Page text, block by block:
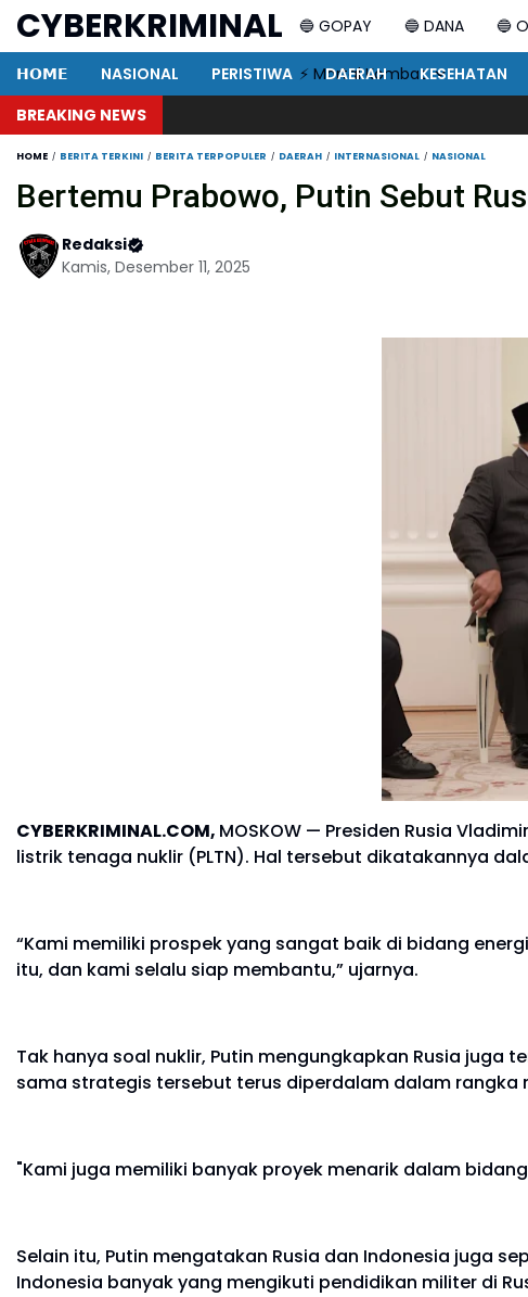
CYBERKRIMINAL 🔵 GOPAY 🔵 DANA 🔵
⚡ Mortal Kombat
𝗛𝗢𝗠𝗘 NASIONAL PERISTIWA DAERAH KESEHATAN
BREAKING NEWS
HOME BERITA TERKINI BERITA TERPOPULER DAERAH INTERNASIONAL NASIONAL
Bertemu Prabowo, Putin Sebut
Redaksi
Kamis, Desember 11, 2025
CYBERKRIMINAL.COM, MOSKOW — Presiden Rusia
listrik tenaga nuklir (PLTN). Hal tersebut dikatakannya
“Kami memiliki prospek yang sangat baik di bidang
itu, dan kami selalu siap membantu,” ujarnya.
Tak hanya soal nuklir, Putin mengungkapkan Rusia juga
sama strategis tersebut terus diperdalam dalam rangka
"Kami juga memiliki banyak proyek menarik dalam
Selain itu, Putin mengatakan Rusia dan Indonesia juga
Indonesia banyak yang mengikuti pendidikan militer di